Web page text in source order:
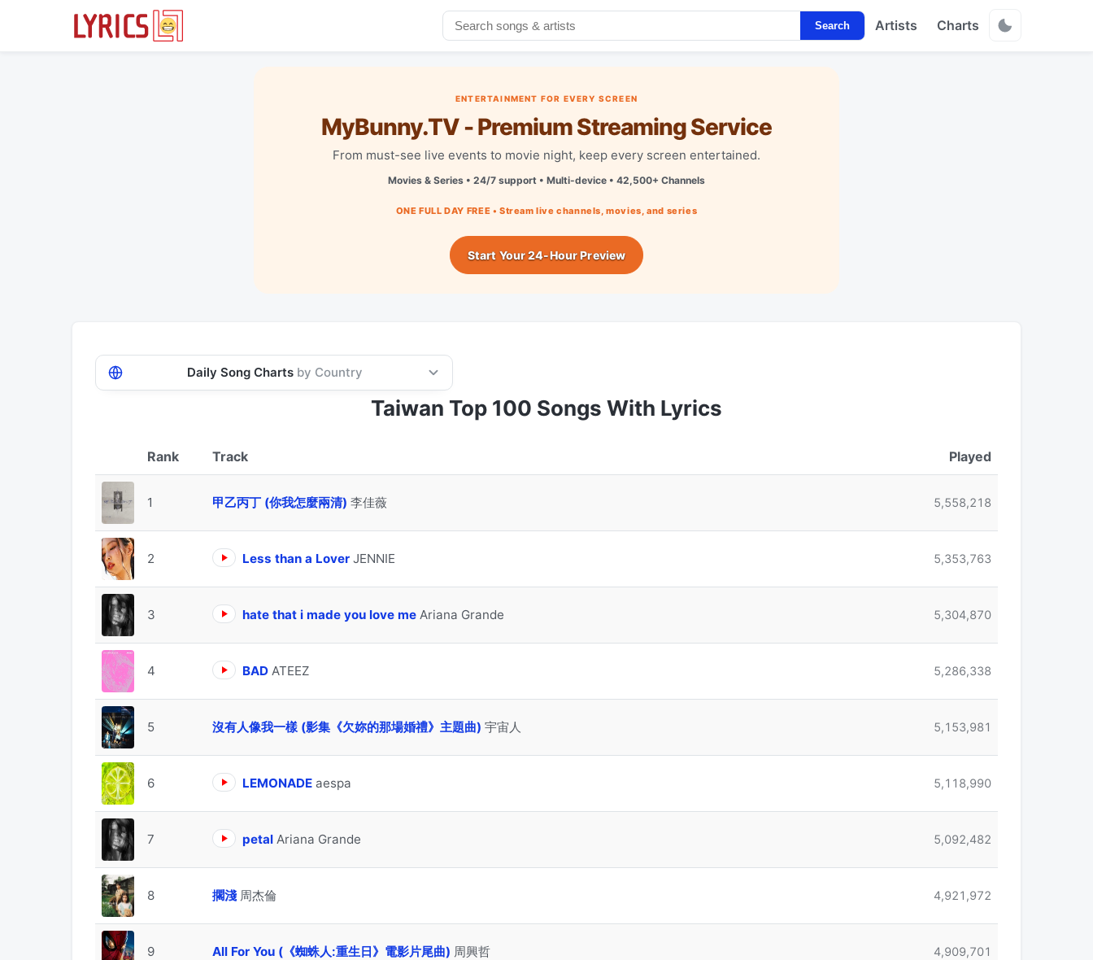
Search Artists Charts
ENTERTAINMENT FOR EVERY SCREEN
MyBunny.TV - Premium Streaming Service
From must-see live events to movie night, keep every screen entertained.
Movies & Series • 24/7 support • Multi-device • 42,500+ Channels
ONE FULL DAY FREE • Stream live channels, movies, and series
Start Your 24-Hour Preview
Daily Song Charts by Country
Taiwan Top 100 Songs With Lyrics
Track Played
1 甲乙丙丁 (你我怎麼兩清) 李佳薇 5,558,218
2 Less than a Lover JENNIE 5,353,763
3 hate that i made you love me Ariana Grande 5,304,870
4 BAD ATEEZ 5,286,338
5 沒有人像我一樣 (影集《欠妳的那場婚禮》主題曲) 宇宙人 5,153,981
6 LEMONADE aespa 5,118,990
7 petal Ariana Grande 5,092,482
8 擱淺 周杰倫 4,921,972
9 All For You (《蜘蛛人:重生日》電影片尾曲) 周興哲 4,909,701